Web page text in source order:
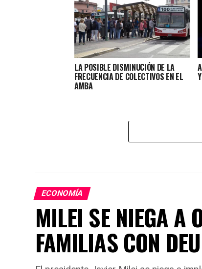
LA POSIBLE DISMINUCIÓN DE LA
FRECUENCIA DE COLECTIVOS EN EL
AMBA
ECONOMÍA
MILEI SE NIEGA A
FAMILIAS CON